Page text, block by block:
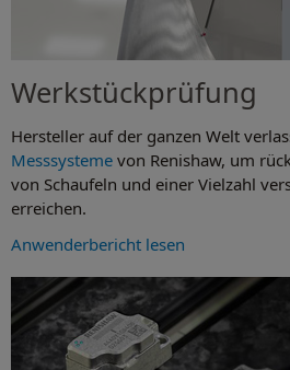
Werkstückprüfung
Hersteller auf der ganzen Welt
Messsysteme von Renishaw, um
von Schaufeln und einer Vielzahl
erreichen.
Anwenderbericht lesen